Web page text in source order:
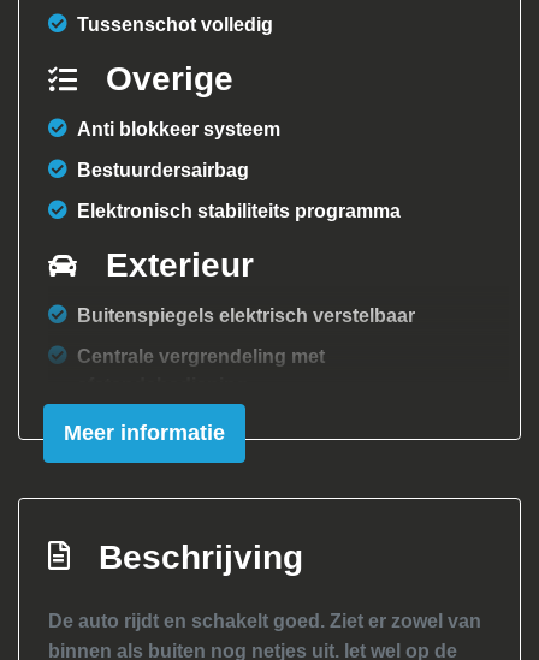
Tussenschot volledig
Overige
Anti blokkeer systeem
Bestuurdersairbag
Elektronisch stabiliteits programma
Exterieur
Buitenspiegels elektrisch verstelbaar
Centrale vergrendeling met
Meer informatie
Beschrijving
De auto rijdt en schakelt goed. Ziet er zowel van
binnen als buiten nog netjes uit. let wel op de